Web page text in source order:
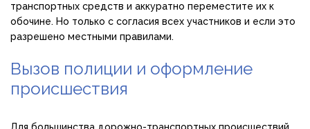
транспортных средств и аккуратно переместите их к
обочине. Но только с согласия всех участников и если это
разрешено местными правилами.
Вызов полиции и оформление
происшествия